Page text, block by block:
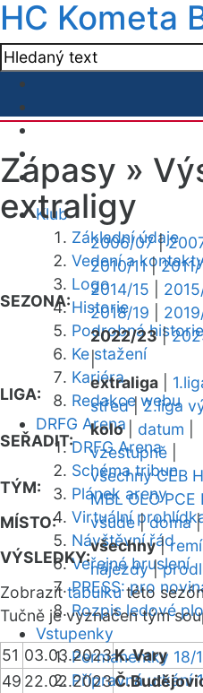
HC Kometa
Klub
Základní údaje
Vedení a
Logo
Historie
Podrobná historie
Ke stažení
Kariéra
Redakce webu
DRFG Arena
DRFG Arena
Schéma tribun
Plánek areny
Virtuální
Návštěvní řád
Veřejné bruslení
PRESS: pro
Rozpis ledové
Vstupenky
Permanentky 18/
Přípravná utkání
Zápasy »
extraligy
SEZONA:
2006/07|
2010/11|2011/
2014/15
2018/19
2022/23|
|
LIGA:
extraliga
střed|2.liga
SEŘADIT:
kolo| datum
vzestupně
TÝM:
všechny CEB
MBL OLO PCE
MÍSTO:
všude|doma
VÝSLEDKY:
všechny|
nájezdy|
Zobrazittabulkutéto
Tučně je vyznačen tým
51 03.03.2023K. Vary
49 22.02.2023